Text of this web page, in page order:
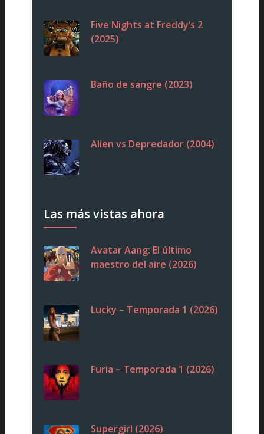
Five Nights at Freddy’s 2
(2025)
Baño de sangre (2023)
Alien vs Depredador (2004)
Las más vistas ahora
Avatar Aang: El último
maestro del aire (2026)
Lucky – Temporada 1 (2026)
Furia – Temporada 1 (2026)
Supergirl (2026)